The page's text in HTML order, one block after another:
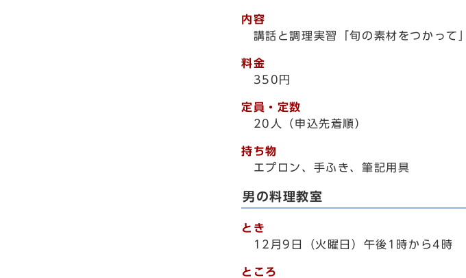
内容
講話と調理実習「旬の素材をつかって」
料金
350円
定員・定数
20人（申込先着順）
持ち物
エプロン、手ふき、筆記用具
男の料理教室
とき
12月9日（火曜日）午後1時から4時
ところ